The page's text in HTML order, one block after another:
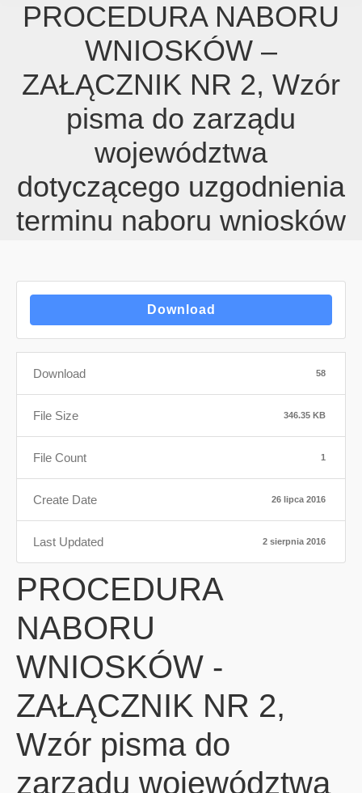
PROCEDURA NABORU
WNIOSKÓW –
ZAŁĄCZNIK NR 2, Wzór
pisma do zarządu
województwa
dotyczącego uzgodnienia
terminu naboru wniosków
Download
Download 58
File Size 346.35 KB
File Count 1
Create Date 26 lipca 2016
Last Updated 2 sierpnia 2016
PROCEDURA
NABORU
WNIOSKÓW -
ZAŁĄCZNIK NR 2,
Wzór pisma do
zarządu województwa